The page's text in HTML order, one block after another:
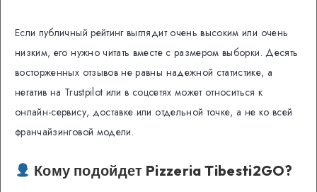
Если публичный рейтинг выглядит очень высоким или очень
низким, его нужно читать вместе с размером выборки. Десять
восторженных отзывов не равны надежной статистике, а
негатив на Trustpilot или в соцсетях может относиться к
онлайн-сервису, доставке или отдельной точке, а не ко всей
франчайзинговой модели.
Кому подойдет Pizzeria Tibesti2GO?